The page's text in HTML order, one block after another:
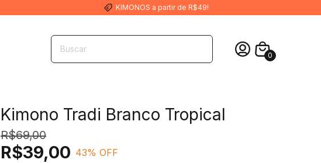
KIMONOS a partir de R$49!
0
Kimono Tradi Branco Tropical
R$69,00
R$39,00 43% OFF